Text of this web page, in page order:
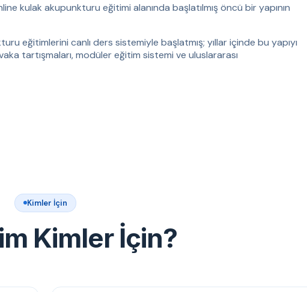
kulak akupunkturu eğitimi alanında başlatılmış öncü bir yapının
eğitimlerini canlı ders sistemiyle başlatmış; yıllar içinde bu yapıyı
tartışmaları, modüler eğitim sistemi ve uluslararası
Kimler İçin
Kimler İçin?